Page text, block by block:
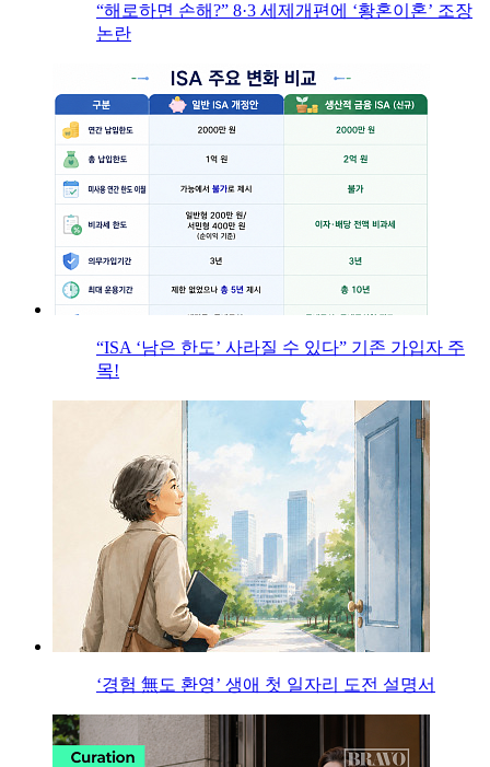
“해로하면 손해?” 8·3 세제개편에 ‘황혼이혼’ 조장
논란
“ISA ‘남은 한도’ 사라질 수 있다” 기존 가입자 주
목!
‘경험 無도 환영’ 생애 첫 일자리 도전 설명서